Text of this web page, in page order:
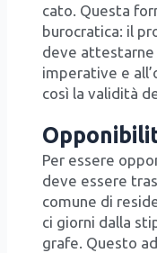
ca­to. Que­sta
buro­cra­ti­ca: il
deve atte­star­ne
impe­ra­ti­ve e
così la vali­di­tà
Per esse­re
deve esse­re
comu­ne di
ci gior­ni dal­la
gra­fe. Que­sto